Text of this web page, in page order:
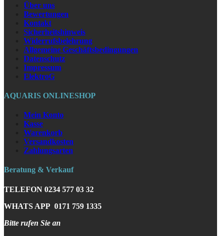
Über uns
Bewertungen
Kontakt
Sicherheitshinweis
Widerrufsbelehrung
Allgemeine Geschäftsbedingungen
Datenschutz
Impressum
ElektroG
AQUARIS ONLINESHOP
Mein Konto
Kasse
Warenkorb
Versandkosten
Zahlungsarten
Beratung & Verkauf
TELEFON 0234 577 03 32
WHATS APP 0171 759 1335
Bitte rufen Sie an